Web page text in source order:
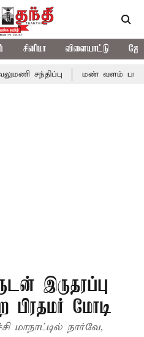
சினிமா விளையாட்டு
மண் வளம் பாதுகாக்க
இருதரப்பு
பிரதமர் மோடி
மாநாட்டில் நார்வே,